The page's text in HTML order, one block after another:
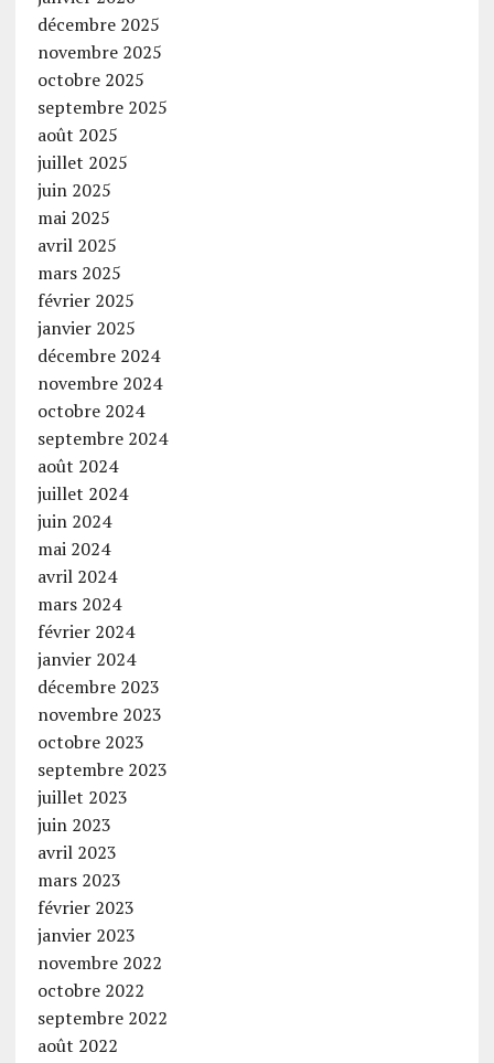
décembre 2025
novembre 2025
octobre 2025
septembre 2025
août 2025
juillet 2025
juin 2025
mai 2025
avril 2025
mars 2025
février 2025
janvier 2025
décembre 2024
novembre 2024
octobre 2024
septembre 2024
août 2024
juillet 2024
juin 2024
mai 2024
avril 2024
mars 2024
février 2024
janvier 2024
décembre 2023
novembre 2023
octobre 2023
septembre 2023
juillet 2023
juin 2023
avril 2023
mars 2023
février 2023
janvier 2023
novembre 2022
octobre 2022
septembre 2022
août 2022